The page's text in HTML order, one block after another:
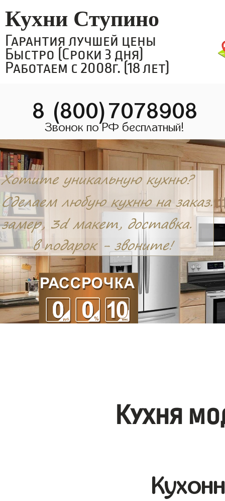
Кухни Ступино
Гарантия лучшей цены
Быстро (Сроки 3 дня)
Работаем с 2008г. (18 лет)
8 (800)7078908
Звонок по РФ бесплатный!
Кухня